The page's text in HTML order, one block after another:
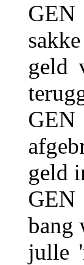
GEN
geld
geld
GEN
bang
julle